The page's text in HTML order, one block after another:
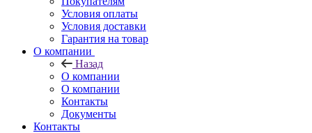
Условия оплаты
Условия доставки
Гарантия на товар
О компании
Назад
О компании
О компании
Контакты
Документы
Контакты